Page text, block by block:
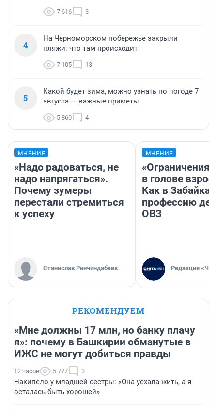
7 616 3
4
На Черноморском побережье закрыли
пляжи: что там происходит
7 105 13
5
Какой будет зима, можно узнать по погоде 7
августа — важные приметы
5 860 4
МНЕНИЕ
«Надо радоваться, не
надо напрягаться».
Почему зумеры
перестали стремиться
к успеху
Станислав Ринчиндабаев
МНЕНИЕ
«Ограничения
в голове
Как в
профессию
ОВЗ
Редакция
РЕКОМЕНДУЕМ
«Мне должны 17 млн, но банку плачу
я»: почему в Башкирии обманутые в
ИЖС не могут добиться правды
12 часов 5 777 3
Накипело у младшей сестры: «Она уехала жить, а я
осталась быть хорошей»